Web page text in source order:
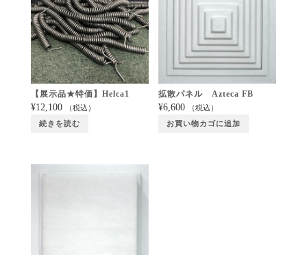
【展示品★特価】Helca1
¥12,100 （税込）
続きを読む
拡散パネル Azteca FB
¥6,600 （税込）
お買い物カゴに追加